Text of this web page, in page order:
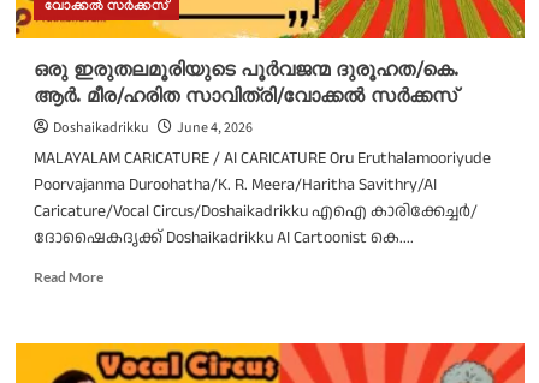
വോക്കൽ സർക്കസ്
ഒരു ഇരുതലമൂരിയുടെ പൂർവജന്മ ദുരൂഹത/കെ.
ആർ. മീര/ഹരിത സാവിത്രി/വോക്കൽ സർക്കസ്
Doshaikadrikku June 4, 2026
MALAYALAM CARICATURE / AI CARICATURE Oru Eruthalamooriyude
Poorvajanma Duroohatha/K. R. Meera/Haritha Savithry/AI
Caricature/Vocal Circus/Doshaikadrikku എഐ കാരിക്കേച്ചർ/
ദോഷൈകദൃക്ക് Doshaikadrikku AI Cartoonist കെ....
Read MoreRead
ഒരു
ഇരുതലമൂരിയുടെ